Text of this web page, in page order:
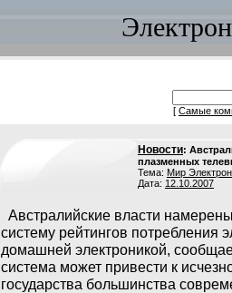
[ Самые
Новости:
плазменных
Тема: Мир
Дата: 12.10.2007
Австралийские власти
систему рейтингов потребления
домашней электроникой,
система может привести к
государства большинства